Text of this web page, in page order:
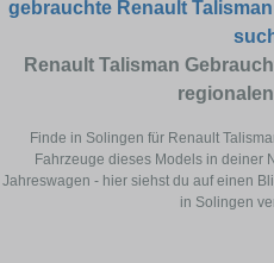
gebrauchte Renault
Renault Talisman
Finde in Solingen für Renault
Fahrzeuge dieses Models in deiner
Jahreswagen - hier siehst du auf einen
in Solingen